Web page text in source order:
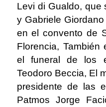
Levi di Gualdo, que
y Gabriele
en el convento de
Florencia, También
el funeral de los
Teodoro Beccia, El
presidente de las
Patmos Jorge